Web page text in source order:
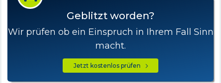
Geblitzt worden?
Wir prüfen ob ein Einspruch in Ihrem Fall Sinn
macht.
Jetzt kostenlos prüfen